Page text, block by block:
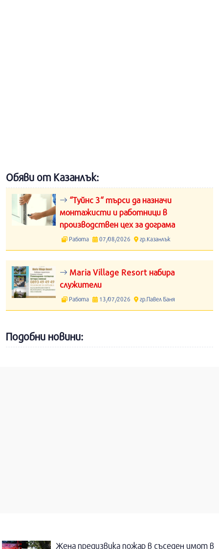
Обяви от Казанлък:
“Туйнс 3“ търси да назначи
монтажисти и работници в
производствен цех за дограма
Работа 07/08/2026 гр.Казанлък
Maria Village Resort набира
служители
Работа 13/07/2026 гр.Павел Баня
Подобни новини:
Жена предизвика пожар в съседен имот в